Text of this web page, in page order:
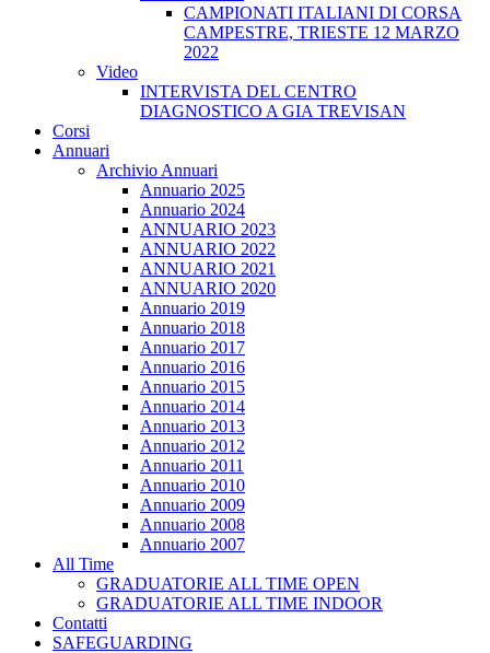
CAMPIONATI ITALIANI DI CORSA
CAMPESTRE, TRIESTE 12 MARZO
2022
Video
INTERVISTA DEL CENTRO
DIAGNOSTICO A GIA TREVISAN
Corsi
Annuari
Archivio Annuari
Annuario 2025
Annuario 2024
ANNUARIO 2023
ANNUARIO 2022
ANNUARIO 2021
ANNUARIO 2020
Annuario 2019
Annuario 2018
Annuario 2017
Annuario 2016
Annuario 2015
Annuario 2014
Annuario 2013
Annuario 2012
Annuario 2011
Annuario 2010
Annuario 2009
Annuario 2008
Annuario 2007
All Time
GRADUATORIE ALL TIME OPEN
GRADUATORIE ALL TIME INDOOR
Contatti
SAFEGUARDING